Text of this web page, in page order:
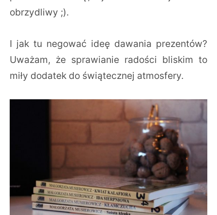
obrzydliwy ;).
I jak tu negować ideę dawania prezentów?
Uważam, że sprawianie radości bliskim to
miły dodatek do świątecznej atmosfery.